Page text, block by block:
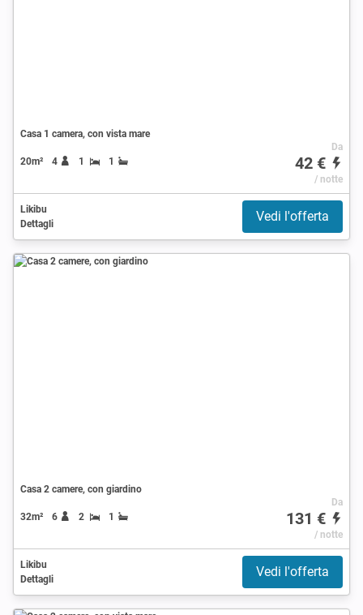
Casa 1 camera, con vista mare
20m² 4 1 1
Da
42 €
/ notte
Likibu
Dettagli
Vedi l'offerta
Casa 2 camere, con giardino
32m² 6 2 1
Da
131 €
/ notte
Likibu
Dettagli
Vedi l'offerta